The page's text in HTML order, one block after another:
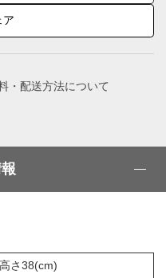
ア
・配送方法について
さ38(cm)